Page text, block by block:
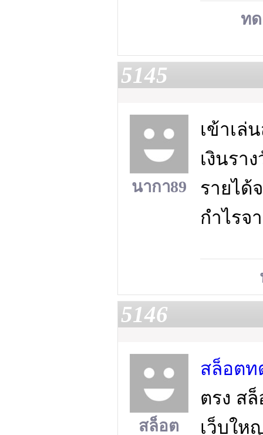
ท
5145
นากา89
เข้าเล่
เงินรา
รายได้
กำไรจ
5146
สล็อต
สล็อตท
ตรง ส
เว็บให